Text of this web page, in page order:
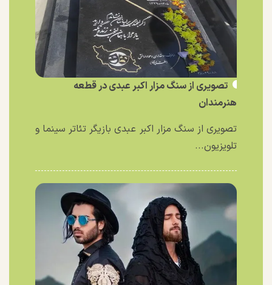
تصویری از سنگ مزار اکبر عبدی در قطعه
هنرمندان
تصویری از سنگ مزار اکبر عبدی بازیگر تئاتر سینما و
تلویزیون...